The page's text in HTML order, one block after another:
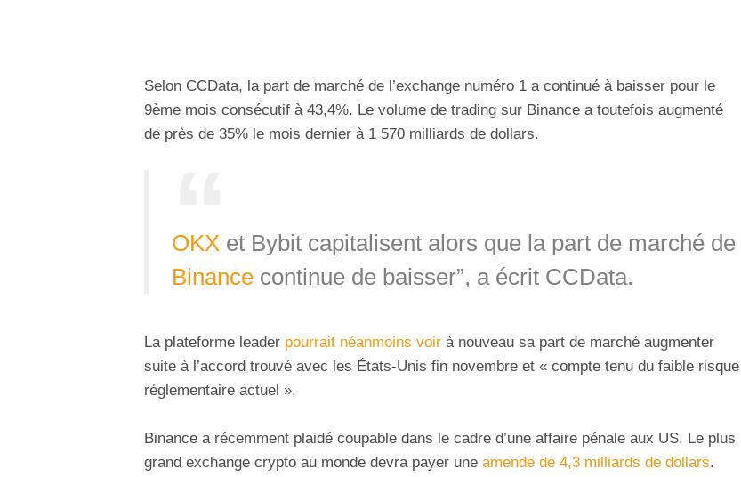
Selon CCData, la part de marché de l’exchange numéro 1 a continué à baisser pour le
9ème mois consécutif à 43,4%. Le volume de trading sur Binance a toutefois augmenté
de près de 35% le mois dernier à 1 570 milliards de dollars.
OKX et Bybit capitalisent alors que la part de marché de
Binancecontinue de baisser”, a écrit CCData.
La plateforme leader pourrait néanmoins voir à nouveau sa part de marché augmenter
suite à l’accord trouvé avec les États-Unis fin novembre et « compte tenu du faible risque
réglementaire actuel ».
Binance a récemment plaidé coupable dans le cadre d’une affaire pénale aux US. Le plus
grand exchange crypto au monde devra payer une amende de 4,3 milliards de dollars.